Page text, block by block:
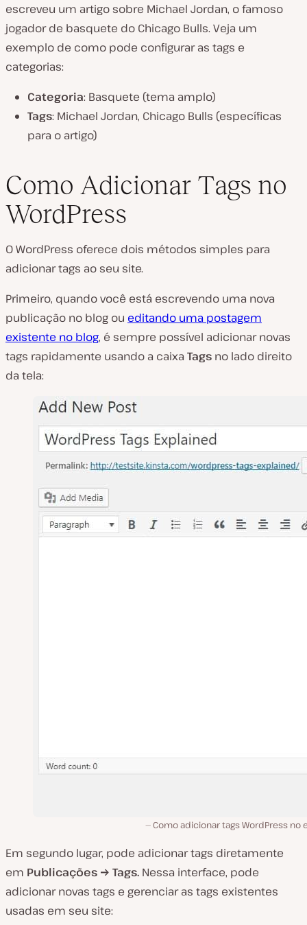
escreveu um artigo sobre Michael Jordan, o famoso
jogador de basquete do Chicago Bulls. Veja um
exemplo de como pode configurar as tags e
categorias:
Categoria: Basquete (tema amplo)
Tags: Michael Jordan, Chicago Bulls (específicas
para o artigo)
Como Adicionar Tags no
WordPress
O WordPress oferece dois métodos simples para
adicionar tags ao seu site.
Primeiro, quando você está escrevendo uma nova
publicação no blog ou editando uma postagem
existente no blog, é sempre possível adicionar novas
tags rapidamente usando a caixa Tags no lado direito
da tela:
Como adicionar tags WordPress no
Em segundo lugar, pode adicionar tags diretamente
em Publicações → Tags. Nessa interface, pode
adicionar novas tags e gerenciar as tags existentes
usadas em seu site: